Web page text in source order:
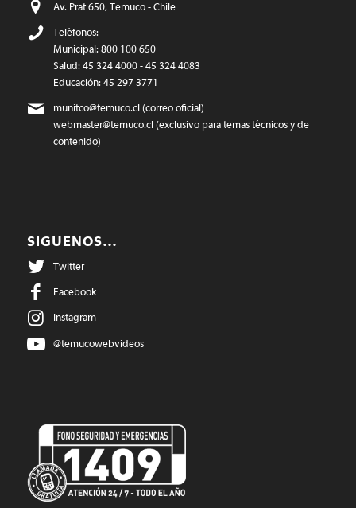
Av. Prat 650, Temuco - Chile
Teléfonos:
Municipal: 800 100 650
Salud: 45 324 4000 - 45 324 4083
Educación: 45 297 3771
munitco@temuco.cl(correo oficial)
webmaster@temuco.cl(exclusivo para temas técnicos y de
contenido)
SIGUENOS…
Twitter
Facebook
Instagram
@temucowebvideos